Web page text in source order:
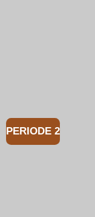
PERIODE 2